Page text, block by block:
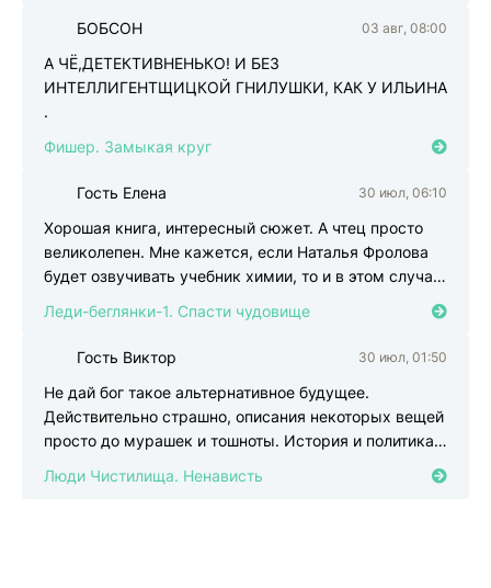
БОБСОН 03 авг, 08:00
А ЧЁ,ДЕТЕКТИВНЕНЬКО! И БЕЗ
ИНТЕЛЛИГЕНТЩИЦКОЙ ГНИЛУШКИ, КАК У ИЛЬИНА
.
Фишер. Замыкая круг
Гость Елена 30 июл, 06:10
Хорошая книга, интересный сюжет. А чтец просто
великолепен. Мне кажется, если Наталья Фролова
будет озвучивать учебник химии, то и в этом случае,
Леди-беглянки-1. Спасти чудовище
Гость Виктор 30 июл, 01:50
Не дай бог такое альтернативное будущее.
Действительно страшно, описания некоторых вещей
просто до мурашек и тошноты. История и политика
Люди Чистилища. Ненависть